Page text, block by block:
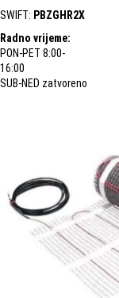
SWIFT: PBZGHR2X
Radno vrijeme:
PON-PET 8:00-
16:00
SUB-NED zatvoreno